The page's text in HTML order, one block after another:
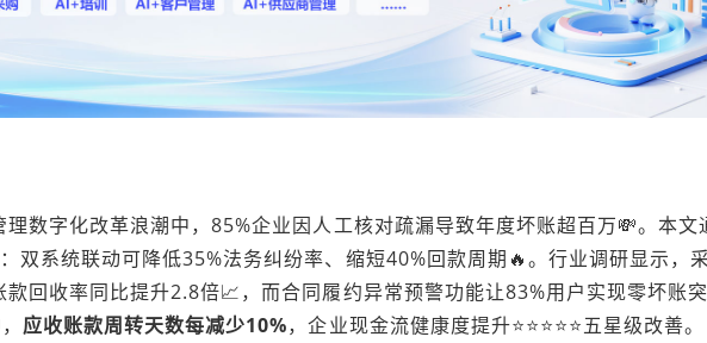
理数字化改革浪潮中，85%企业因人工核对疏漏导致年度坏账超百万💸。本文
双系统联动可降低35%法务纠纷率、缩短40%回款周期🔥。行业调研显示，采
回收率同比提升2.8倍📈，而合同履约异常预警功能让83%用户实现零坏账突
应收账款周转天数每减少10%，企业现金流健康度提升⭐️⭐️⭐️⭐️⭐️五星级改善。